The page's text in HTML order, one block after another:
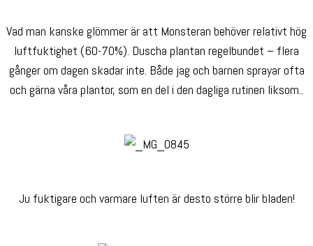
Vad man kanske glömmer är att Monsteran behöver relativt hög
luftfuktighet (60-70%). Duscha plantan regelbundet – flera
gånger om dagen skadar inte. Både jag och barnen sprayar ofta
och gärna våra plantor, som en del i den dagliga rutinen liksom..
Ju fuktigare och varmare luften är desto större blir bladen!